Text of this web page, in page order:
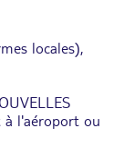
locales),
à l'aéroport ou